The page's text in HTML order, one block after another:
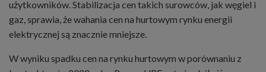
użytkowników. Stabilizacja cen takich surowców, jak węgiel i
gaz, sprawia, że wahania cen na hurtowym rynku energii
elektrycznej są znacznie mniejsze.
W wyniku spadku cen na rynku hurtowym w porównaniu z